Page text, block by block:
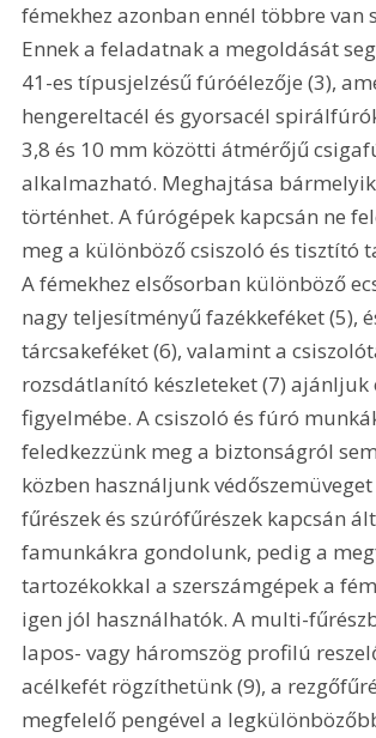
fémekhez azonban ennél többre van
Ennek a feladatnak a megoldását
41-es típusjelzésű fúróélezője (3),
hengereltacél és gyorsacél
3,8 és 10 mm közötti átmérőjű
alkalmazható. Meghajtása
történhet. A fúrógépek kapcsán ne
meg a különböző csiszoló és tisztító
A fémekhez elsősorban különböző
nagy teljesítményű fazékkeféket (5),
tárcsakeféket (6), valamint a
rozsdátlanító készleteket (7) ajánljuk
figyelmébe. A csiszoló és fúró
feledkezzünk meg a biztonságról
közben használjunk
fűrészek és szúrófűrészek kapcsán
famunkákra gondolunk, pedig a
tartozékokkal a szerszámgépek a
igen jól használhatók. A multi-
lapos- vagy háromszög profilú
acélkefét rögzíthetünk (9), a
megfelelő pengével a